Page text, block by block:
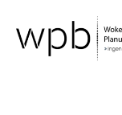
Inhalt
springen